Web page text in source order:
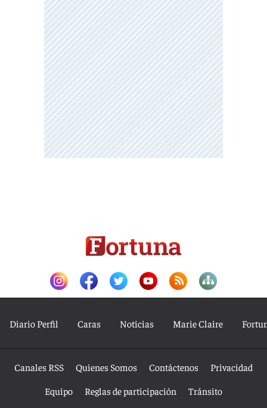
Diario Perfil Caras Noticias Marie Claire
Canales RSS Quienes Somos Contáctenos
Privacidad
Equipo
Reglas de participación Tránsito